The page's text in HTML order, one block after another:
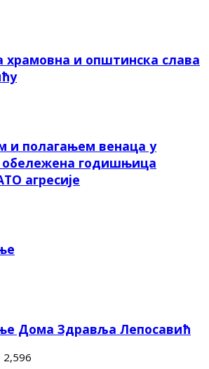
храмовна и општинска слава
и полагањем венаца у
обележена годишњица
агресије
Дома Здравља Лепосавић
2,596